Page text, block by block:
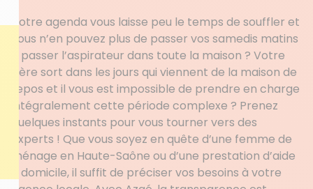
Votre agenda vous laisse peu le temps de souffler et
vous n’en pouvez plus de passer vos samedis matins
à passer l’aspirateur dans toute la maison ? Votre
père sort dans les jours qui viennent de la maison de
repos et il vous est impossible de prendre en charge
intégralement cette période complexe ? Prenez
quelques instants pour vous tourner vers des
experts ! Que vous soyez en quête d’une femme de
ménage en Haute-Saône ou d’une prestation d’aide
à domicile, il suffit de préciser vos besoins à votre